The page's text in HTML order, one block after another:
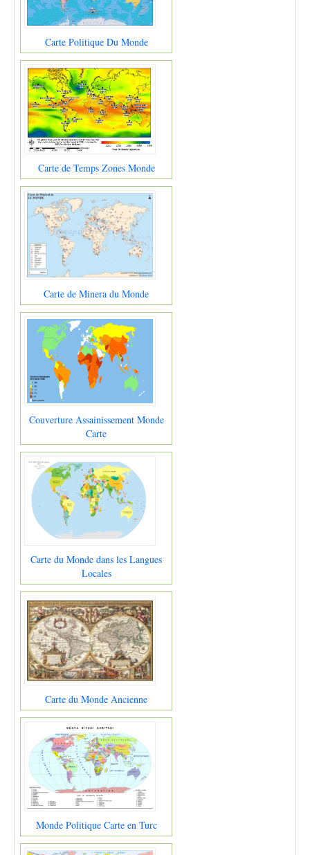
Carte Politique Du Monde
Carte de Temps Zones Monde
Carte de Minera du Monde
Couverture Assainissement Monde
Carte
Carte du Monde dans les Langues
Locales
Carte du Monde Ancienne
Monde Politique Carte en Turc